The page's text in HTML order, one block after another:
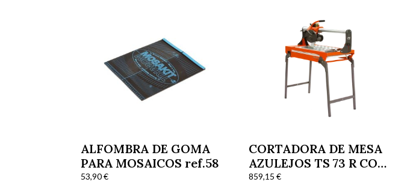
ALFOMBRA DE GOMA
PARA MOSAICOS ref.58
53,90€
CORTADORA DE MESA
AZULEJOS TS 73 R CON
DISCO
859,15€